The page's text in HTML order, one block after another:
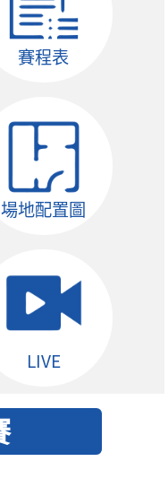
賽程表
場地配置圖
LIVE